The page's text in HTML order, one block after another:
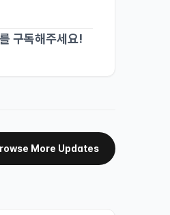
구독해주세요!
More Updates